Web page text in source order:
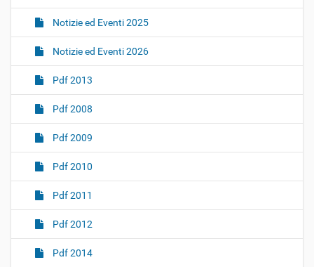
Notizie ed Eventi 2025
Notizie ed Eventi 2026
Pdf 2013
Pdf 2008
Pdf 2009
Pdf 2010
Pdf 2011
Pdf 2012
Pdf 2014